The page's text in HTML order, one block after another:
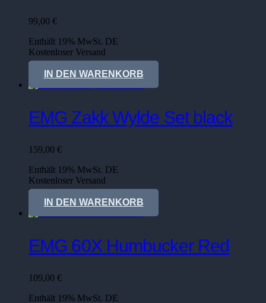
99,00 €
Enthält 19% MwSt. DE
Kostenloser Versand
Lieferzeit: sofort lieferbar
IN DEN WARENKORB
EMG Zakk Wylde Set black
159,00 €
Enthält 19% MwSt. DE
Kostenloser Versand
Lieferzeit: sofort lieferbar
IN DEN WARENKORB
EMG 60X Humbucker Red
109,00 €
Enthält 19% MwSt. DE